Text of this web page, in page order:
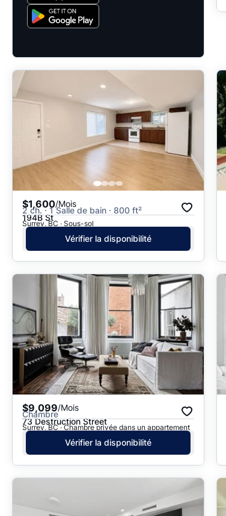
$1,600/Mois
2 ch. · 1 Salle de bain · 800 ft²
194B St
Surrey, BC · Sous-sol
Vérifier la disponibilité
$9,099/Mois
Chambre
73 Destruction Street
Surrey, BC · Chambre privée dans un appartement
Vérifier la disponibilité